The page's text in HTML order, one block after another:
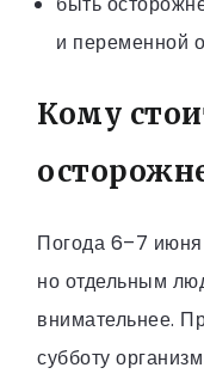
и переменной
Кому
Погода 6–7 июня
но отдельным
внимательнее.
субботу